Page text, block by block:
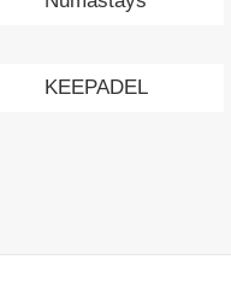
KEEPADEL